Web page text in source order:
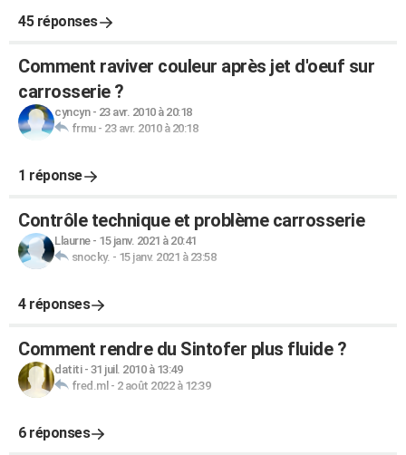
45 réponses
Comment raviver couleur après jet d'oeuf sur
carrosserie ?
cyncyn- 23 avr. 2010 à 20:18
frmu- 23 avr. 2010 à 20:18
1 réponse
Contrôle technique et problème carrosserie
Llaurne- 15 janv. 2021 à 20:41
snocky. - 15 janv. 2021 à 23:58
4 réponses
Comment rendre du Sintofer plus fluide ?
datiti- 31 juil. 2010 à 13:49
fred.ml - 2 août 2022 à 12:39
6 réponses